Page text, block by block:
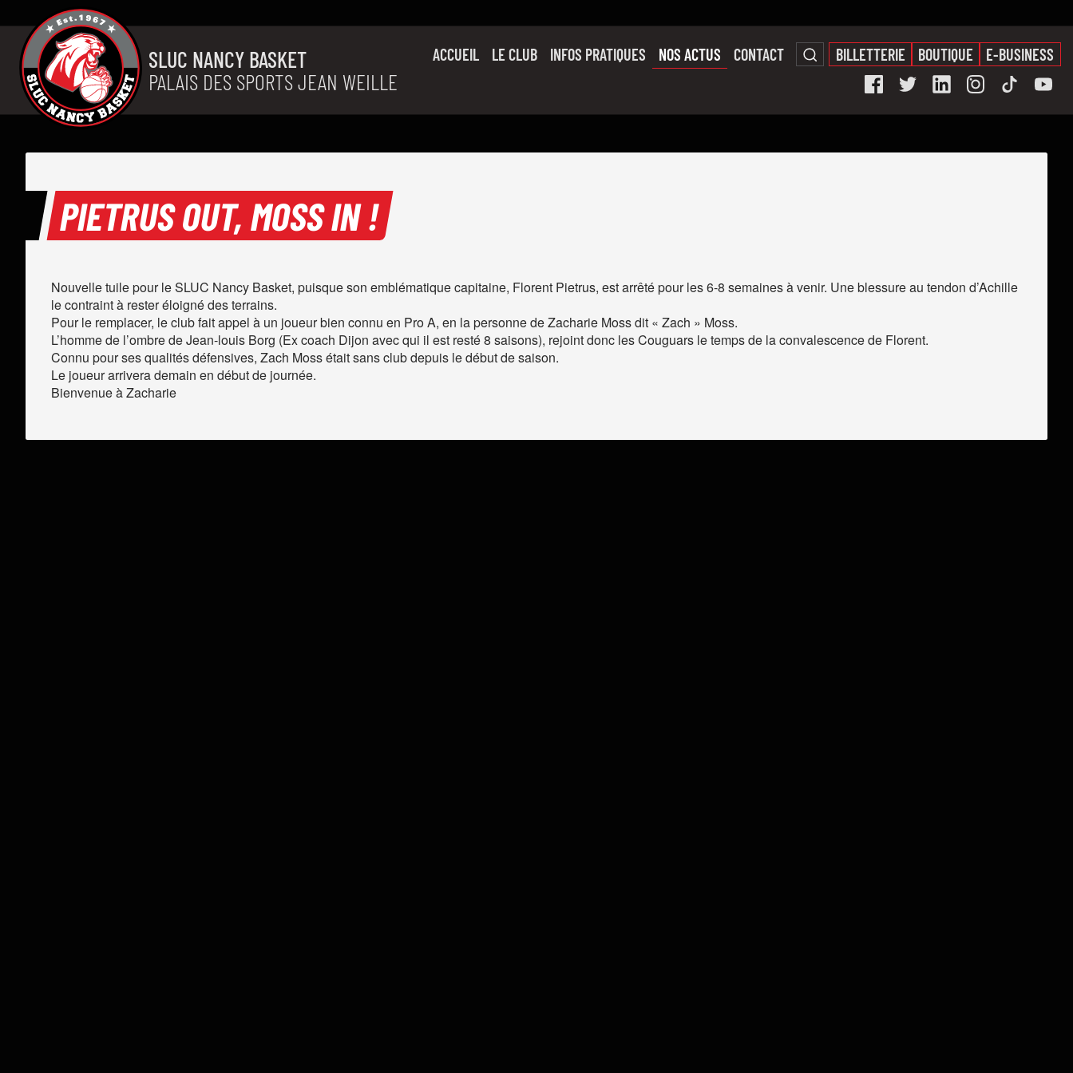
Aller au contenu
SLUC NANCY BASKET
PALAIS DES SPORTS JEAN WEILLE
ACCUEIL
LE CLUB
L’ÉQUIPE PRO
INFOS PRATIQUES NOS ACTUS CONTACT BILLETTERIE BOUTIQUE E-BUSINESS
PIETRUS OUT, MOSS IN !
Nouvelle tuile pour le SLUC Nancy Basket, puisque son emblématique capitaine, Florent Pietrus, est arrêté pour les 6-8 semaines à venir. Une blessure au tendon d’Achille
le contraint à rester éloigné des terrains.
Pour le remplacer, le club fait appel à un joueur bien connu en Pro A, en la personne de Zacharie Moss dit « Zach » Moss.
L’homme de l’ombre de Jean-louis Borg (Ex coach Dijon avec qui il est resté 8 saisons), rejoint donc les Couguars le temps de la convalescence de Florent.
Connu pour ses qualités défensives, Zach Moss était sans club depuis le début de saison.
Le joueur arrivera demain en début de journée.
Bienvenue à Zacharie